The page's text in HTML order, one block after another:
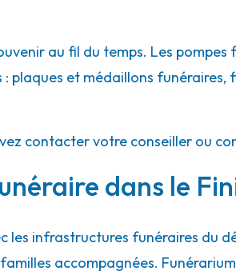
au fil du temps. Les pompes
et médaillons funéraires,
contacter votre conseiller ou
dans le
les infrastructures funéraires du
accompagnées.